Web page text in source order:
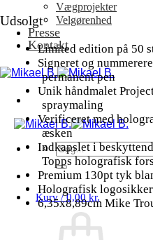
Vægprojekter
Velgørenhed
Presse
Kontakt
Søg
efter:
Kurv /0,00 kr.
Udsolgt
Limited edition på 50
Signeret og
permanent pen
Unik håndmalet
spraymaling
Verificeret med
æsken
Indkapslet i
Topps holografisk
Premium 130pt tyk
Holografisk
6,35x8,89cm Mike